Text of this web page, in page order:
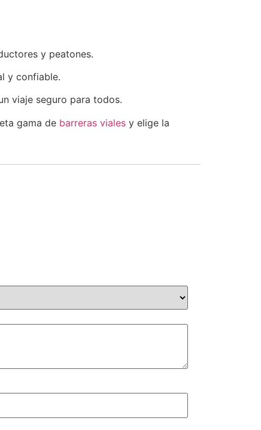
y peatones.
y confiable.
viaje seguro para todos.
gama de barreras viales y elige la